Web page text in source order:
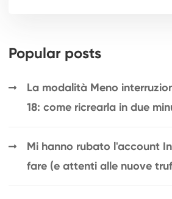
Popular posts
La modalità Meno
18: come ricrearla in due
Mi hanno rubato l'account
fare (e attenti alle nuove